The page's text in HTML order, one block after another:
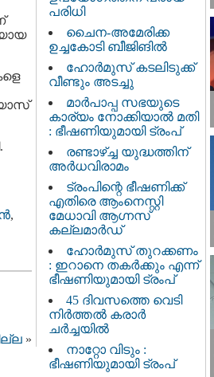
,
»
പരിധി
ചൈന-അമേരിക്ക
ഉച്ചകോടി ബീജിങിൽ
ഹോര്‍മുസ് കടലിടുക്ക്
വീണ്ടും അടച്ചു
മാർപാപ്പ സഭയുടെ
കാര്യം നോക്കിയാൽ മതി
: ഭീഷണിയുമായി ട്രംപ്
രണ്ടാഴ്ച്ച യുദ്ധത്തിന്
അർധവിരാമം
ട്രംപിന്റെ ഭീഷണിക്ക്
എതിരെ ആംനെസ്റ്റി
മേധാവി ആഗ്നസ്
കല്ലമാർഡ്
ഹോർമുസ് തുറക്കണം
: ഇറാനെ തകർക്കും എന്ന്
ഭീഷണിയുമായി ട്രംപ്
45 ദിവസത്തെ വെടി
നിർത്തൽ കരാര്‍
ചര്‍ച്ചയിൽ
നാറ്റോ വിടും :
ഭീഷണിയുമായി ട്രംപ്